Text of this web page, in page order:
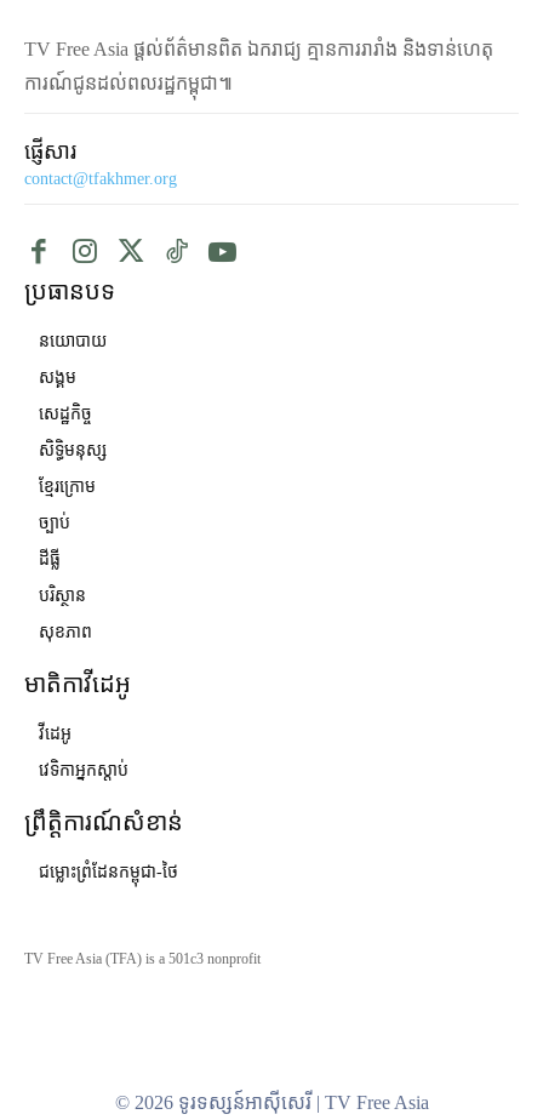
TV Free Asia ផ្ដល់ព័ត៌មានពិត ឯករាជ្យ គ្មានការរារាំង និងទាន់ហេតុ
ការណ៍ជូនដល់ពលរដ្ឋកម្ពុជា៕
ផ្ញើសារ
contact@tfakhmer.org
ប្រធានបទ
នយោបាយ
សង្គម
សេដ្ឋកិច្ច
សិទ្ធិមនុស្ស
ខ្មែរក្រោម
ច្បាប់
ដីធ្លី
បរិស្ថាន
សុខភាព
មាតិកាវីដេអូ
វីដេអូ
វេទិកាអ្នកស្ដាប់
ព្រឹត្តិការណ៍សំខាន់
ជម្លោះព្រំដែនកម្ពុជា-ថៃ
TV Free Asia (TFA) is a 501c3 nonprofit
© 2026 ទូរទស្សន៍អាស៊ីសេរី | TV Free Asia